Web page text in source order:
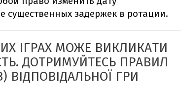
существенных задержек в ротации.
ІГРАХ МОЖЕ ВИКЛИКАТИ
ДОТРИМУЙТЕСЬ ПРАВИЛ
ВІДПОВІДАЛЬНОЇ ГРИ